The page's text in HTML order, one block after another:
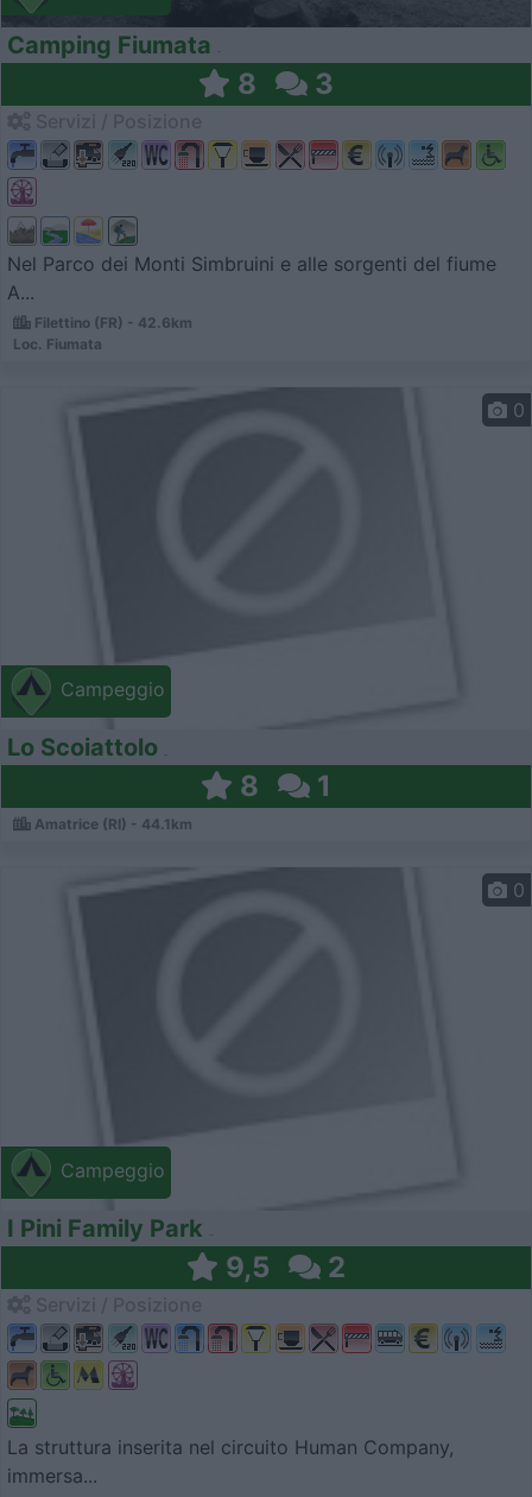
Camping Fiumata
8 3
Nel Parco dei Monti Simbruini e alle sorgenti del fiume
A...
Filettino (FR) - 42.6km
Loc. Fiumata
Campeggio
0
Lo Scoiattolo
8 1
Amatrice (RI) - 44.1km
Campeggio
0
I Pini Family Park
9,5 2
La struttura inserita nel circuito Human Company,
immersa...